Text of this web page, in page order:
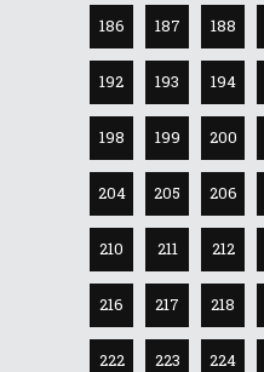
186 187 188
192 193 194
198 199 200
204 205 206
210 211 212
216 217 218
222 223 224